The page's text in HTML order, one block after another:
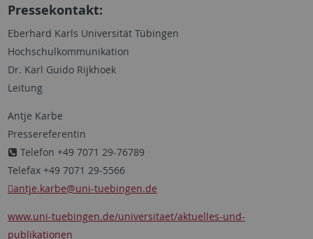
Pressekontakt:
Eberhard Karls Universität Tübingen
Hochschulkommunikation
Dr. Karl Guido Rijkhoek
Leitung
Antje Karbe
Pressereferentin
Telefon +49 7071 29-76789
Telefax +49 7071 29-5566
antje.karbe@uni-tuebingen.de
www.uni-tuebingen.de/universitaet/aktuelles-und-
publikationen